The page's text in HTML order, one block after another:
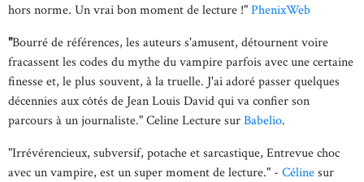
hors norme. Un vrai bon moment de lecture !"PhenixWeb
"Bourré de références, les auteurs s'amusent, détournent voire
fracassent les codes du mythe du vampire parfois avec une certaine
finesse et, le plus souvent, à la truelle. J'ai adoré passer quelques
décennies aux côtés de Jean Louis David qui va confier son
parcours à un journaliste." Celine Lecture surBabelio.
"Irrévérencieux, subversif, potache et sarcastique, Entrevue choc
avec un vampire, est un super moment de lecture." - Célinesur